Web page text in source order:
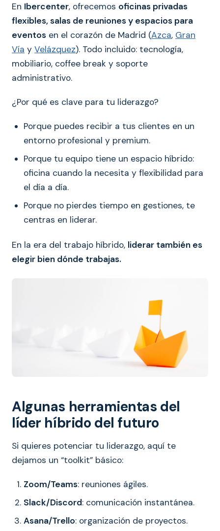
En Ibercenter, ofrecemos oficinas privadas
flexibles, salas de reuniones y espacios para
eventos en el corazón de Madrid (Azca, Gran
Vía y Velázquez). Todo incluido: tecnología,
mobiliario, coffee break y soporte
administrativo.
¿Por qué es clave para tu liderazgo?
Porque puedes recibir a tus clientes en un
entorno profesional y premium.
Porque tu equipo tiene un espacio híbrido:
oficina cuando la necesita y flexibilidad para
el día a día.
Porque no pierdes tiempo en gestiones, te
centras en liderar.
En la era del trabajo híbrido, liderar también es
elegir bien dónde trabajas.
Algunas herramientas del
líder híbrido del futuro
Si quieres potenciar tu liderazgo, aquí te
dejamos un “toolkit” básico:
Zoom/Teams: reuniones ágiles.
Slack/Discord: comunicación instantánea.
Asana/Trello: organización de proyectos.